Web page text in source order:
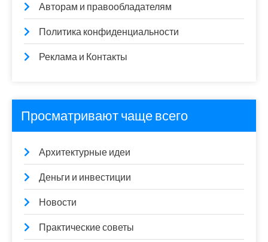
Авторам и правообладателям
Политика конфиденциальности
Реклама и Контакты
Просматривают чаще всего
Архитектурные идеи
Деньги и инвестиции
Новости
Практические советы